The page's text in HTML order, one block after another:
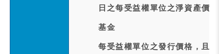
日之每受益權單位之淨資產價
基金
每受益權單位之發行價格，且